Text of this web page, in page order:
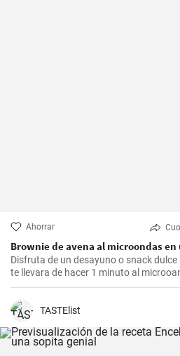
Ahorrar
Brownie de avena al microondas
Disfruta de un desayuno o snack
te llevara de hacer 1 minuto al
TASTElist